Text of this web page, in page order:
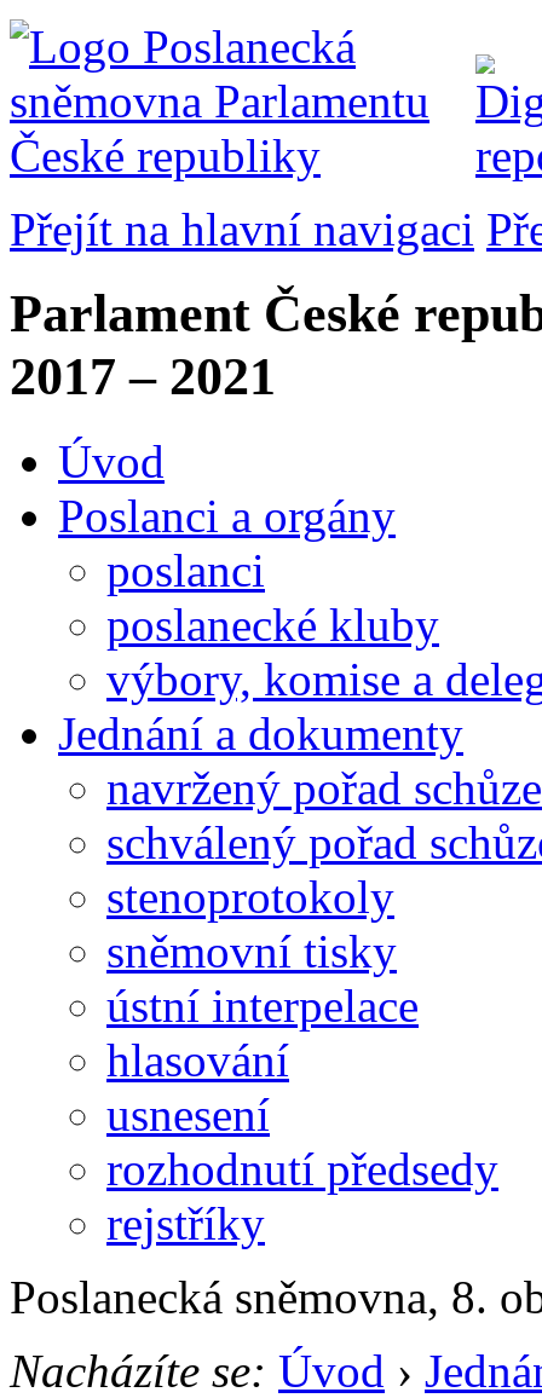
Přejít na hlavní navigaci
Parlament České
2017 – 2021
Úvod
Poslanci a orgány
poslanci
poslanecké kluby
výbory, komise a
Jednání a dokumenty
navržený pořad schůze
schválený pořad
stenoprotokoly
sněmovní tisky
ústní interpelace
hlasování
usnesení
rozhodnutí předsedy
rejstříky
Poslanecká sněmovna, 8.
Nacházíte se: Úvod ›